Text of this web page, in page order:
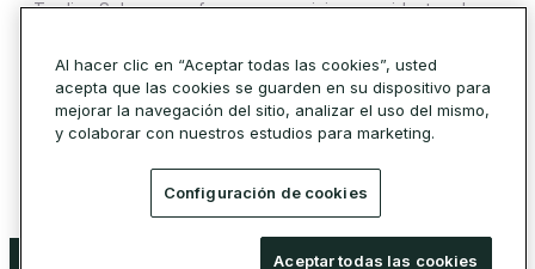
Trading Sphere no ofrece sus servicios a residentes de
© 2026 Trading Sphere. Todos los derechos reservados.
Política de cookies
Advertencia de riesgo: Nuestros productos se negocian con margen y conllevan
Al hacer clic en “Aceptar todas las cookies”, usted
acepta que las cookies se guarden en su dispositivo para
mejorar la navegación del sitio, analizar el uso del mismo,
y colaborar con nuestros estudios para marketing.
Configuración de cookies
Aceptar todas las cookies